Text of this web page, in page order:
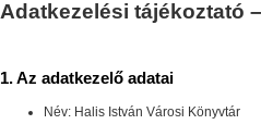
Adatkezelési tájékoztató
1. Az adatkezelő adatai
Név: Halis István Városi Könyvtár